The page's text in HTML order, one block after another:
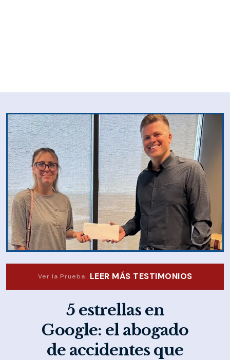
Ver la Prueba: LEER MÁS TESTIMONIOS
5 estrellas en
Google: el abogado
de accidentes que